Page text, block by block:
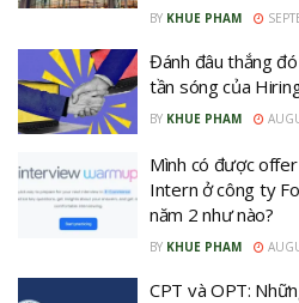
BY KHUE PHAM
Đánh đâu thắng
tần sóng của
BY KHUE PHAM
Mình có được
Intern ở công ty
năm 2 như nào?
BY KHUE PHAM
CPT và OPT: